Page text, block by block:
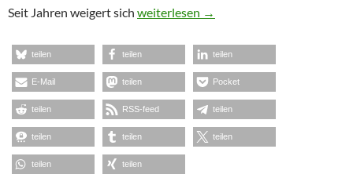
Seit Jahren weigert sich Offener Brief an den Vorstand der SPD
weiterlesen →
teilen teilen teilen
E-Mail teilen Pocket
teilen RSS-feed teilen
teilen teilen teilen
teilen teilen